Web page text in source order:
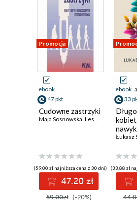
Promocja
ebook
47 pkt
Cudowne zastrzyki
Maja Sosnowska, Leszek Czupryniak
(59,00 zł najniższa cena z 30 dni)
47.20 zł
59.00zł (-20%)
ebook
33
efekty
Łukasz
(33,88 zł